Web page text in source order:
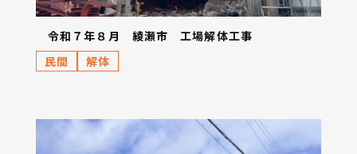
令和７年８月 綾瀬市 工場解体工事
民間
解体